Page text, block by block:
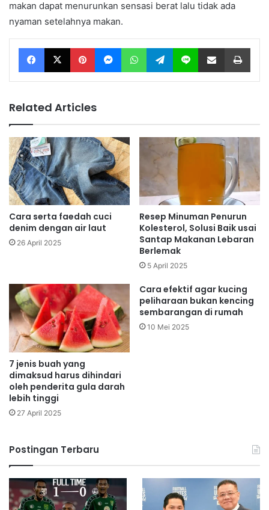
makan dapat menurunkan sensasi berat lalu tidak ada
nyaman setelahnya makan.
Facebook X Pinterest Messenger WhatsApp Telegram Line Share via Email
Related Articles
Cara serta faedah cuci
denim dengan air laut
26 April 2025
Resep Minuman Penurun
Kolesterol, Solusi Baik usai
Santap Makanan Lebaran
Berlemak
5 April 2025
7 jenis buah yang
dimaksud harus dihindari
oleh penderita gula darah
lebih tinggi
27 April 2025
Cara efektif agar kucing
peliharaan bukan kencing
sembarangan di rumah
10 Mei 2025
Postingan Terbaru